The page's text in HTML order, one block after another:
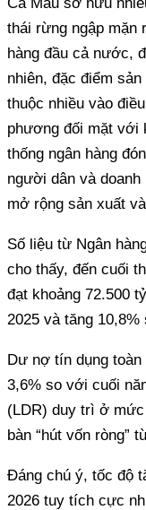
thái rừng ngập mặn
hàng đầu cả nước,
nhiên, đặc điểm
thuộc nhiều vào
phương đối mặt với
thống ngân hàng
người dân và
mở rộng sản xuất
Số liệu từ Ngân
cho thấy, đến cuối
đạt khoảng 72.500
2025 và tăng
Dư nợ tín dụng
3,6% so với cuối
(LDR) duy trì ở
bàn “hút vốn ròng”
Đáng chú ý, tốc độ
2026 tuy tích cực